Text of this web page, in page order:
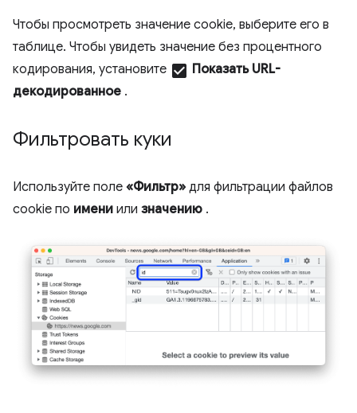
Чтобы просмотреть значение cookie, выберите его в
таблице. Чтобы увидеть значение без процентного
кодирования, установите check_box Показать URL-
декодированное .
Фильтровать куки
Используйте поле «Фильтр» для фильтрации файлов
cookie по имени или значению .